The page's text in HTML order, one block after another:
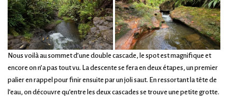
Nous voilà au sommet d’une double cascade, le spot est magnifique et
encore on n’a pas tout vu. La descente se fera en deux étapes, un premier
palier en rappel pour finir ensuite par un joli saut. En ressortant la tête de
l’eau, on découvre qu’entre les deux cascades se trouve une petite grotte.